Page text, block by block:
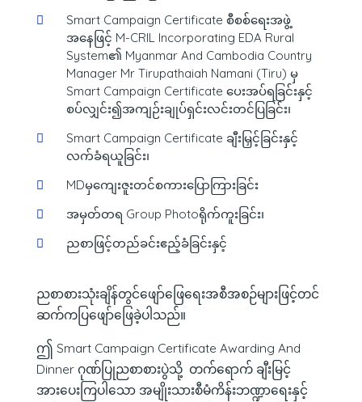
Smart Campaign Certificate စီစစ်ရေးအဖွဲ့
အနေဖြင့် M-CRIL Incorporating EDA Rural
System၏ Myanmar And Cambodia Country
Manager Mr Tirupathaiah Namani (Tiru) မှ
Smart Campaign Certificate ပေးအပ်ရခြင်းနှင့်
စပ်လျှင်း၍အကျဉ်းချုပ်ရှင်းလင်းတင်ပြခြင်း၊
Smart Campaign Certificate ချီးမြှင့်ခြင်းနှင့်
လက်ခံရယူခြင်း၊
MDမှကျေးဇူးတင်စကားပြောကြားခြင်း
အမှတ်တရ Group Photoရိုက်ကူးခြင်း၊
ညစာဖြင့်တည်ခင်းဧည့်ခံခြင်းနှင့်
ညစာစားသုံးချိန်တွင်ဖျော်‌ဖြေရေးအစီအစဉ်များဖြင့်တင်
ဆက်ကပြဖျော်‌ဖြေခဲ့ပါသည်။
ဤ Smart Campaign Certificate Awarding And
Dinner ဂုဏ်ပြုညစာစားပွဲသို့ တက်ရောက် ချီးမြင့်
အားပေးကြပါသော အမျိုးသားစီမံကိန်းဘဏ္ဍာရေးနှင့်